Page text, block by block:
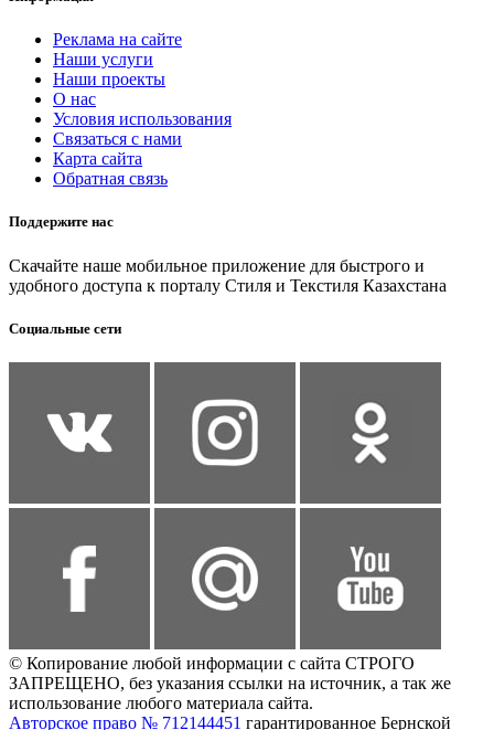
Реклама на сайте
Наши услуги
Наши проекты
О нас
Условия использования
Связаться с нами
Карта сайта
Обратная связь
Поддержите нас
Скачайте наше мобильное приложение для быстрого и
удобного доступа к порталу Стиля и Текстиля Казахстана
Социальные сети
© Копирование любой информации с сайта СТРОГО
ЗАПРЕЩЕНО, без указания ссылки на источник, а так же
использование любого материала сайта.
Авторское право № 712144451 гарантированное Бернской